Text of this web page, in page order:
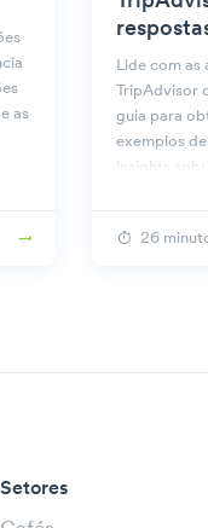
as
Lide com as
TripAdvisor
guia para
exemplos
insights
26
Setores